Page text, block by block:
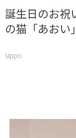
誕生日のお
の猫「あおい」
sippo